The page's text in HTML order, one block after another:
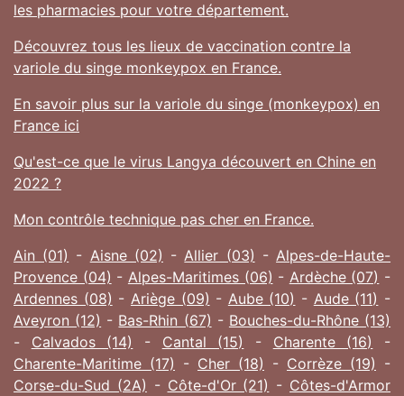
les pharmacies pour votre département.
Découvrez tous les lieux de vaccination contre la
variole du singe monkeypox en France.
En savoir plus sur la variole du singe (monkeypox) en
France ici
Qu'est-ce que le virus Langya découvert en Chine en
2022 ?
Mon contrôle technique pas cher en France.
Ain (01) - Aisne (02) -Allier (03) -Alpes-de-Haute-
Provence (04) - Alpes-Maritimes (06) - Ardèche (07) -
Ardennes (08) - Ariège (09) - Aube (10) - Aude (11) -
Aveyron (12) - Bas-Rhin (67) - Bouches-du-Rhône (13)
- Calvados (14) - Cantal (15) - Charente (16)
-
Charente-Maritime (17) - Cher (18) - Corrèze (19) -
Corse-du-Sud (2A) - Côte-d'Or (21) - Côtes-d'Armor